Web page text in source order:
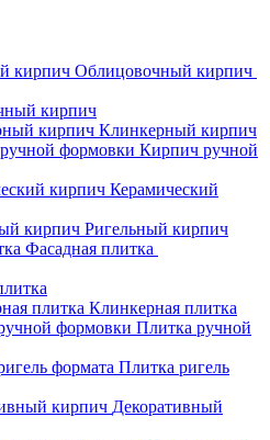
Облицовочный кирпич
кирпич
Клинкерный кирпич
Кирпич ручной
Керамический
Ригельный кирпич
Фасадная плитка
Клинкерная плитка
Плитка ручной
Плитка ригель
Декоративный